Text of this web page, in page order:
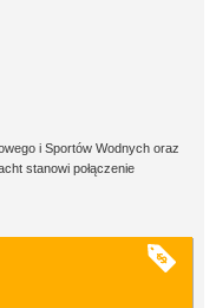
i Sportów Wodnych oraz
stanowi połączenie